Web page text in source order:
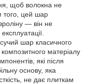
щоб волокна не
того, цей шар
— він не
шар класичного
композитного матеріалу
які після
основу, яка
не дає плиткам